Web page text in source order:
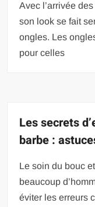
Avec l’arrivée
son look se fait
ongles. Les
pour celles
Les secrets
barbe :
Le soin du bouc
beaucoup
éviter les erreurs